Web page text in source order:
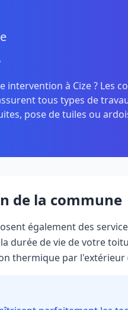
intervention à Cize ? Les
tous types de
pose de tuiles ou
de la commune
également des
durée de vie de votre
thermique par l'extérieur